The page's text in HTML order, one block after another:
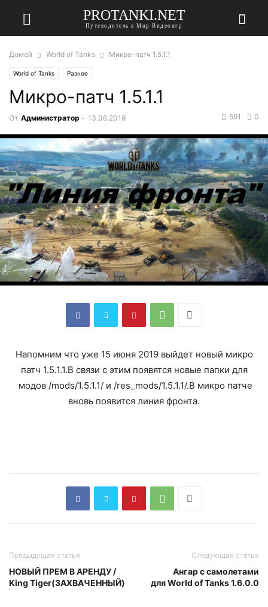
PROTANKI.NET
Путеводитель в Мир Видеоигр
Домой World of Tanks Микро-патч 1.5.1.1
World of Tanks Разное
Микро-патч 1.5.1.1
От Администратор - 13.06.2019 0
591
Напомним что уже 15 июня 2019 выйдет новый микро
патч 1.5.1.1.В связи с этим появятся новые папки для
модов /mods/1.5.1.1/ и /res_mods/1.5.1.1/.В микро патче
вновь появится линия фронта.
Предыдущая статья
НОВЫЙ ПРЕМ В АРЕНДУ /
King Tiger(ЗАХВАЧЕННЫЙ)
Следующая статья
Ангар с самолетами
для World of Tanks 1.6.0.0